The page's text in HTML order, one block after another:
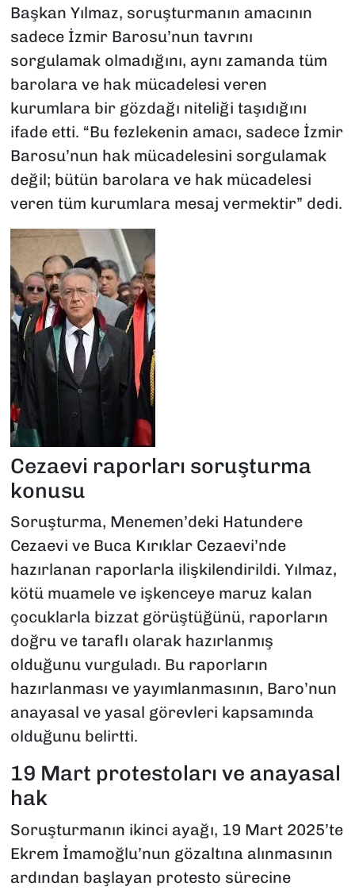
Başkan Yılmaz, soruşturmanın amacının
sadece İzmir Barosu’nun tavrını
sorgulamak olmadığını, aynı zamanda tüm
barolara ve hak mücadelesi veren
kurumlara bir gözdağı niteliği taşıdığını
ifade etti. “Bu fezlekenin amacı, sadece İzmir
Barosu’nun hak mücadelesini sorgulamak
değil; bütün barolara ve hak mücadelesi
veren tüm kurumlara mesaj vermektir” dedi.
Cezaevi raporları soruşturma
konusu
Soruşturma, Menemen’deki Hatundere
Cezaevi ve Buca Kırıklar Cezaevi’nde
hazırlanan raporlarla ilişkilendirildi. Yılmaz,
kötü muamele ve işkenceye maruz kalan
çocuklarla bizzat görüştüğünü, raporların
doğru ve taraflı olarak hazırlanmış
olduğunu vurguladı. Bu raporların
hazırlanması ve yayımlanmasının, Baro’nun
anayasal ve yasal görevleri kapsamında
olduğunu belirtti.
19 Mart protestoları ve anayasal
hak
Soruşturmanın ikinci ayağı, 19 Mart 2025’te
Ekrem İmamoğlu’nun gözaltına alınmasının
ardından başlayan protesto sürecine